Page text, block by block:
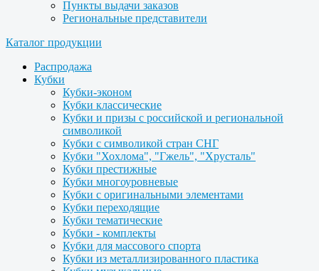
Пункты выдачи заказов
Региональные представители
Каталог продукции
Распродажа
Кубки
Кубки-эконом
Кубки классические
Кубки и призы с российской и региональной
символикой
Кубки с символикой стран СНГ
Кубки "Хохлома", "Гжель", "Хрусталь"
Кубки престижные
Кубки многоуровневые
Кубки с оригинальными элементами
Кубки переходящие
Кубки тематические
Кубки - комплекты
Кубки для массового спорта
Кубки из металлизированного пластика